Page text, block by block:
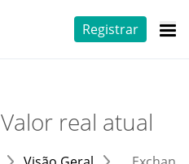
Registrar
Valor real atual